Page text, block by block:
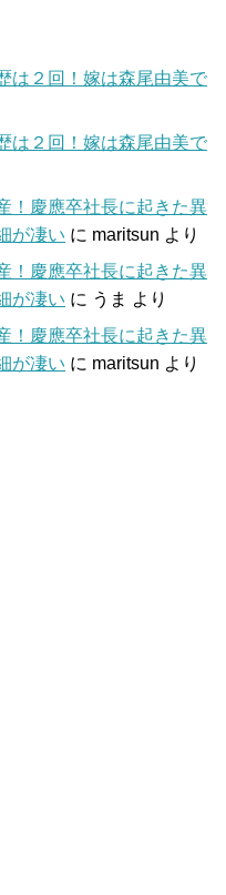
は２回！嫁は森尾由美で
は２回！嫁は森尾由美で
！慶應卒社長に起きた異
が凄い に maritsun より
！慶應卒社長に起きた異
が凄い に うま より
！慶應卒社長に起きた異
が凄い に maritsun より